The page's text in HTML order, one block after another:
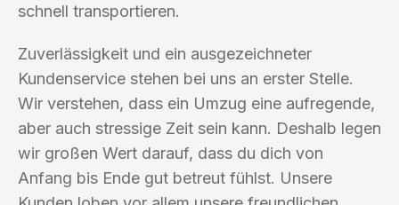
schnell transportieren.
Zuverlässigkeit und ein ausgezeichneter
Kundenservice stehen bei uns an erster Stelle.
Wir verstehen, dass ein Umzug eine aufregende,
aber auch stressige Zeit sein kann. Deshalb legen
wir großen Wert darauf, dass du dich von
Anfang bis Ende gut betreut fühlst. Unsere